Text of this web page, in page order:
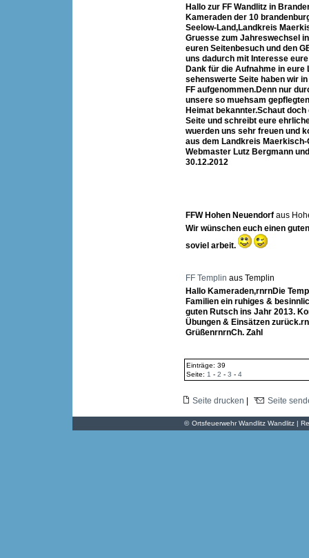
Hallo zur FF Wandlitz in
Kameraden der 10
Seelow-Land,Landkreis
Gruesse zum Jahreswechsel
euren Seitenbesuch und den
uns dadurch mit Interesse
Dank für die Aufnahme in eure
sehenswerte Seite haben wir
FF aufgenommen.Denn nur
unsere so muehsam
Heimat bekannter.Schaut
Seite und schreibt eure
wuerden uns sehr freuen und
aus dem Landkreis
Webmaster Lutz Bergmann
30.12.2012
FFW Hohen Neuendorfaus
Wir wünschen euch einen
soviel arbeit.
FF Templin aus Templin
Hallo Kameraden,rnrnDie
Familien ein ruhiges &
guten Rutsch ins Jahr 2013.
Übungen & Einsätzen
GrüßenrnrnCh. Zahl
Einträge: 39
Seite: 1 - 2 - 3 - 4
Seite drucken Seite
© Ortsfeuerwehr Wandlitz Wandlitz |